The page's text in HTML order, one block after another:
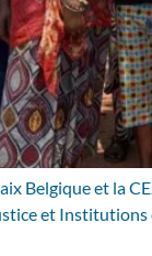
Belgique et la
et